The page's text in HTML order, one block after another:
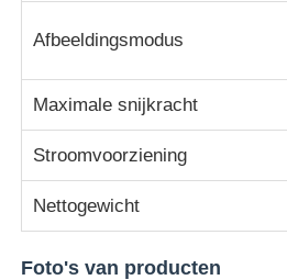
Afbeeldingsmodus
Maximale snijkracht
Stroomvoorziening
Nettogewicht
Foto's van producten